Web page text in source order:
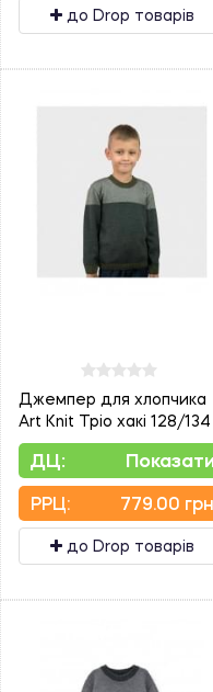
до Drop товарів
Джемпер для хлопчика
Art Knit Тріо хакі 128/134
ДЦ:
PPЦ: 779.00 грн
до Drop товарів